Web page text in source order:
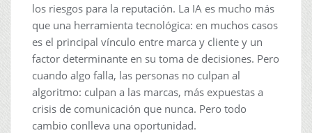
los riesgos para la reputación. La IA es mucho más
que una herramienta tecnológica: en muchos casos
es el principal vínculo entre marca y cliente y un
factor determinante en su toma de decisiones. Pero
cuando algo falla, las personas no culpan al
algoritmo: culpan a las marcas, más expuestas a
crisis de comunicación que nunca. Pero todo
cambio conlleva una oportunidad.